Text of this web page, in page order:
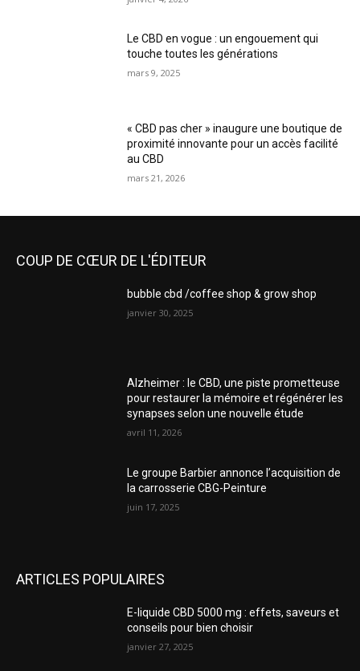
Le CBD en vogue : un engouement qui
touche toutes les générations
mars 9, 2025
« CBD pas cher » inaugure une boutique de
proximité innovante pour un accès facilité
au CBD
mars 21, 2026
COUP DE CŒUR DE L'ÉDITEUR
bubble cbd /coffee shop & grow shop
janvier 30, 2025
Alzheimer : le CBD, une piste prometteuse
pour restaurer la mémoire et régénérer les
synapses selon une nouvelle étude
avril 11, 2026
Le groupe Barbier annonce l’acquisition de
la carrosserie CBG-Peinture
juin 17, 2025
ARTICLES POPULAIRES
E-liquide CBD 5000 mg : effets, saveurs et
conseils pour bien choisir
janvier 27, 2025